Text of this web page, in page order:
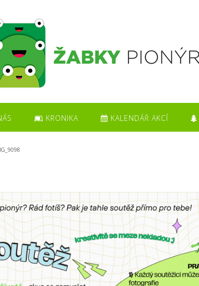
KRONIKA KALENDÁŘ AKCÍ